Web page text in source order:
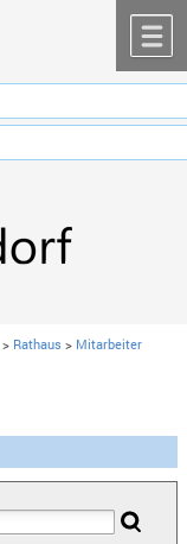
> Rathaus > Mitarbeiter